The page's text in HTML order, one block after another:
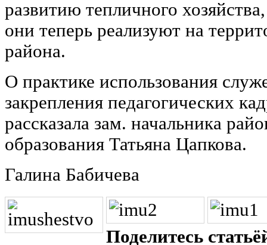
развитию тепличного
они теперь реализуют на
района.
О практике использования
закрепления педагогических
рассказала зам. начальника
образования Татьяна Цапкова.
Галина Бабичева
Поделитесь